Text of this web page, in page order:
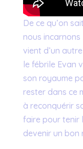
De ce qu’on
nous incarnons
vient d’un
le fébrile Evan
son royaume
rester dans ce
à reconquérir
faire pour tenir
devenir un bon